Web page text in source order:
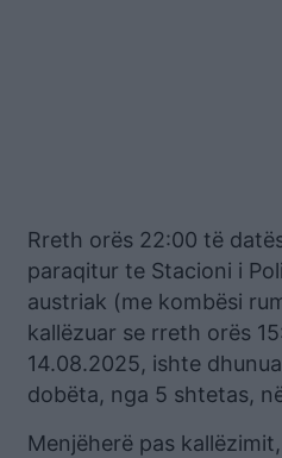
Rreth orës 22:00 të
paraqitur te Stacioni i
austriak (me kombësi
kallëzuar se rreth orës
14.08.2025, ishte
dobëta, nga 5 shtetas,
Menjëherë pas